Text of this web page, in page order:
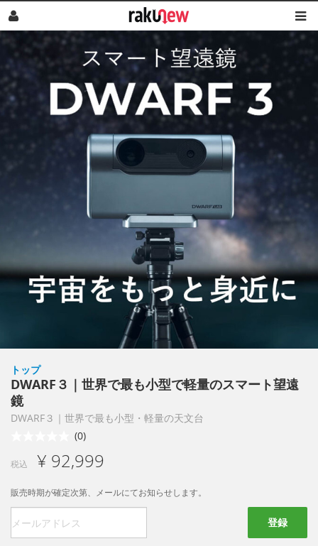
トップ
DWARF３｜世界で最も小型で軽量のスマート望遠
鏡
DWARF３｜世界で最も小型・軽量の天文台
(0)
税込 ¥ 92,999
販売時期が確定次第、メールにてお知らせします。
登録